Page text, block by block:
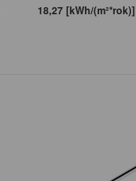
18,27 [kWh/